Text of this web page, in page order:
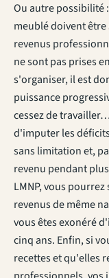
Ou autre possibilité
meublé doivent
revenus
ne sont pas prises
s'organiser, il est
puissance
cessez de
d'imputer les
sans limitation et,
revenu pendant
LMNP, vous
revenus de même
vous êtes exonéré
cinq ans. Enfin, si
recettes et qu'elles